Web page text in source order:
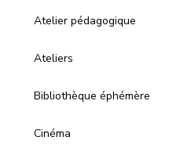
Atelier pédagogique
Ateliers
Bibliothèque éphémère
Cinéma